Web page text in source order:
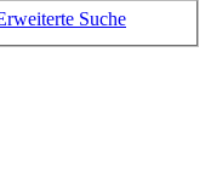
Suche